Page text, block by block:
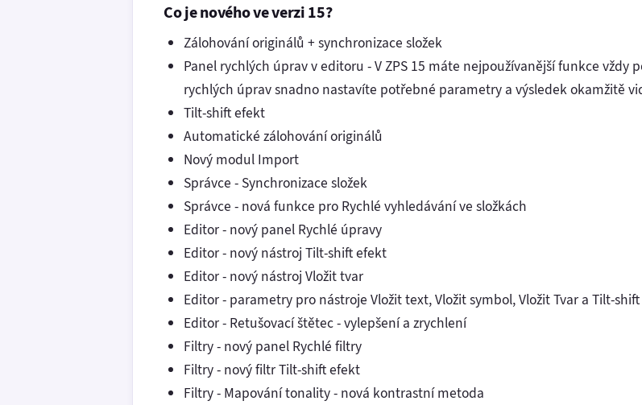
Co je nového ve verzi 15?
Zálohování originálů + synchronizace složek
Panel rychlých úprav v editoru - V ZPS 15 máte nejpoužívanější funkce
rychlých úprav snadno nastavíte potřebné parametry a výsledek okamžitě
Tilt-shift efekt
Automatické zálohování originálů
Nový modul Import
Správce - Synchronizace složek
Správce - nová funkce pro Rychlé vyhledávání ve složkách
Editor - nový panel Rychlé úpravy
Editor - nový nástroj Tilt-shift efekt
Editor - nový nástroj Vložit tvar
Editor - parametry pro nástroje Vložit text, Vložit symbol, Vložit Tvar a Tilt-
Editor - Retušovací štětec - vylepšení a zrychlení
Filtry - nový panel Rychlé filtry
Filtry - nový filtr Tilt-shift efekt
Filtry - Mapování tonality - nová kontrastní metoda